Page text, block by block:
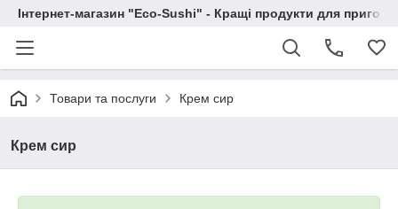
Інтернет-магазин "Eco-Sushi" - Кращі продукти для
Товари та послуги Крем сир
Крем сир